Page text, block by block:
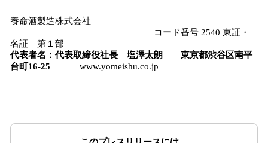
養命酒製造株式会社
コード番号 2540 東証・
名証 第１部
代表者名：代表取締役社長 塩澤太朗 東京都渋谷区南平
台町16-25
www.yomeishu.co.jp